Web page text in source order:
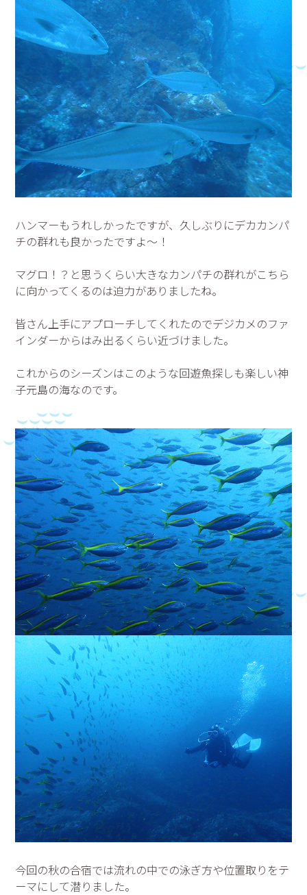
ハンマーもうれしかったですが、久しぶりにデカカンパ
チの群れも良かったですよ～！
マグロ！？と思うくらい大きなカンパチの群れがこちら
に向かってくるのは迫力がありましたね。
皆さん上手にアプローチしてくれたのでデジカメのファ
インダーからはみ出るくらい近づけました。
これからのシーズンはこのような回遊魚探しも楽しい神
子元島の海なのです。
今回の秋の合宿では流れの中での泳ぎ方や位置取りをテ
ーマにして潜りました。